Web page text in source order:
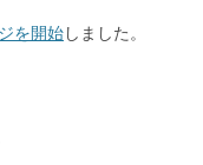
を開始しました。